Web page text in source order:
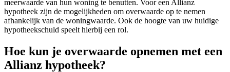
meerwaarde van hun woning te benutten. Voor een Allianz
hypotheek zijn de mogelijkheden om overwaarde op te nemen
afhankelijk van de woningwaarde. Ook de hoogte van uw huidige
hypotheekschuld speelt hierbij een rol.
Hoe kun je overwaarde opnemen met een
Allianz hypotheek?